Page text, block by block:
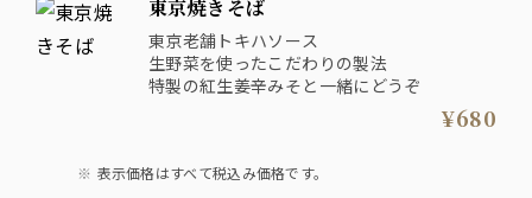
東京焼きそば
東京老舗トキハソース
生野菜を使ったこだわりの製法
特製の紅生姜辛みそと一緒にどうぞ
¥680
表示価格はすべて税込み価格です。